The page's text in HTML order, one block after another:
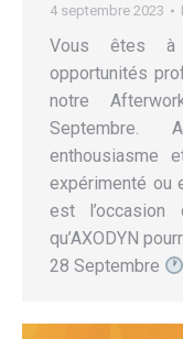
4 septembre 2023
Vous êtes à
opportunités
notre
Septembre.
enthousiasme
expérimenté ou
est l’occasion
qu’AXODYN
28 Septembre